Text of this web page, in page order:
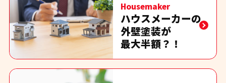
Housemaker
ハウスメーカーの
外壁塗装が
最大半額？！